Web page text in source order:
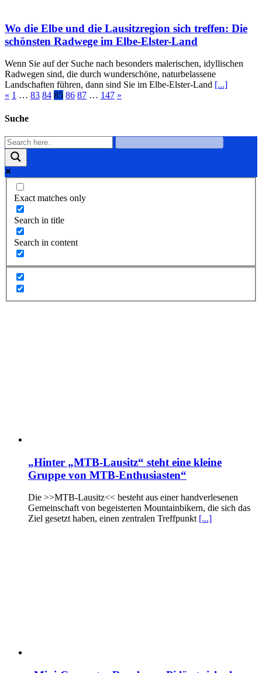
Wo die Elbe und die Lausitzregion sich treffen: Die
schönsten Radwege im Elbe-Elster-Land
Wenn Sie auf der Suche nach besonders malerischen, idyllischen
Radwegen sind, die durch wunderschöne, naturbelassene
Landschaften führen, dann sind Sie im Elbe-Elster-Land [...]
« 1 … 83 84 85 86 87 … 147 »
Suche
Exact matches only
Search in title
Search in content
„Hinter „MTB-Lausitz“ steht eine kleine
Gruppe von MTB-Enthusiasten“
Die >>MTB-Lausitz<< besteht aus einer handverlesenen
Gemeinschaft von begeisterten Mountainbikern, die sich das
Ziel gesetzt haben, einen zentralen Treffpunkt [...]